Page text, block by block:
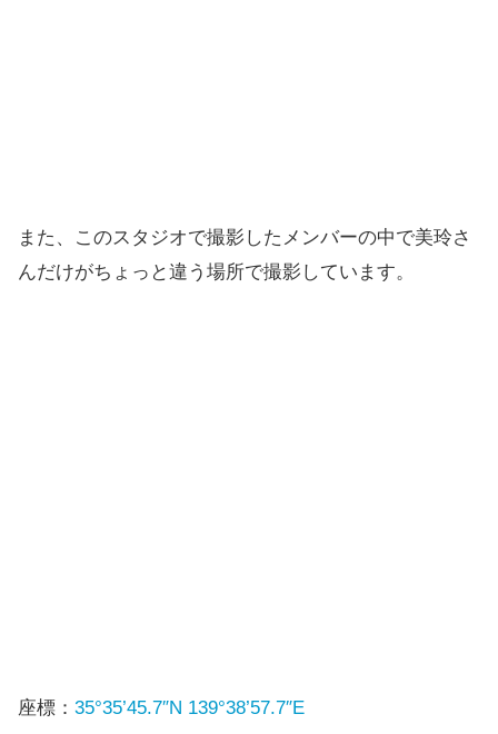
また、このスタジオで撮影したメンバーの中で美玲さ
んだけがちょっと違う場所で撮影しています。
座標： 35°35’45.7″N 139°38’57.7″E